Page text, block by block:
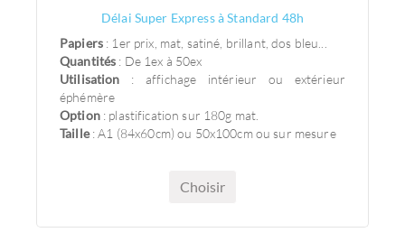
Délai Super Express à Standard 48h
Papiers : 1er prix, mat, satiné, brillant, dos bleu...
Quantités : De 1ex à 50ex
Utilisation : affichage intérieur ou extérieur
éphémère
Option: plastification sur 180g mat.
Taille: A1 (84x60cm) ou 50x100cm ou sur mesure
Choisir